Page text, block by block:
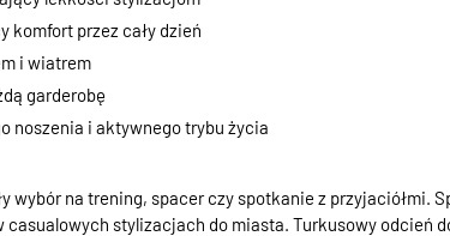
komfort przez cały dzień
i wiatrem
garderobę
noszenia i aktywnego trybu życia
wybór na trening, spacer czy spotkanie z przyjaciółmi.
stylizacjach do miasta. Turkusowy odcień